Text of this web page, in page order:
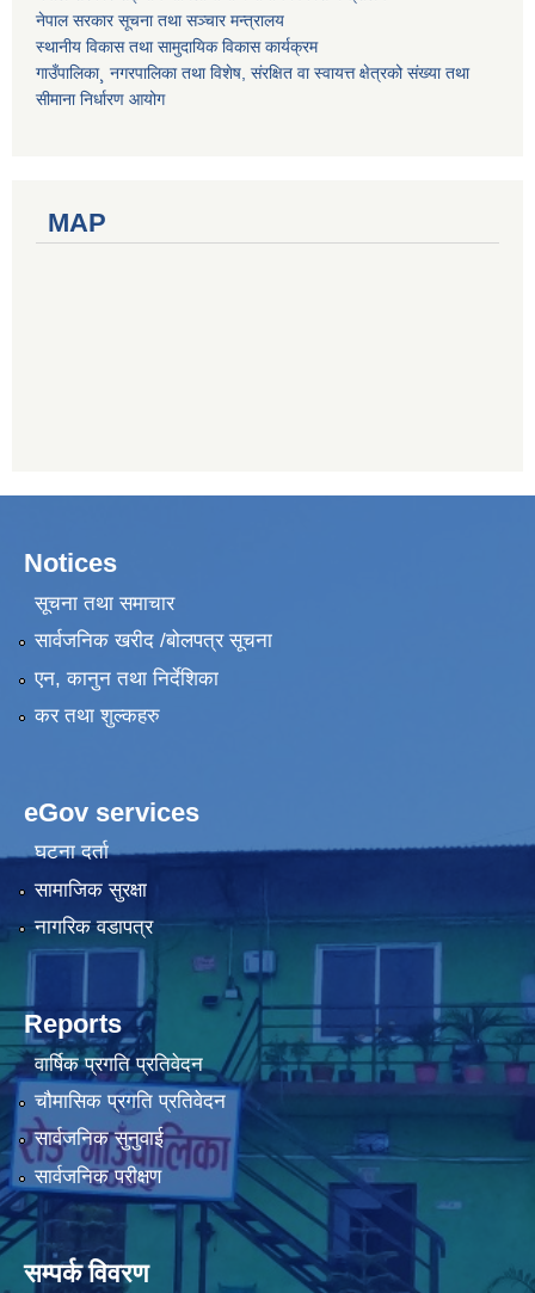
नेपाल सरकार सूचना तथा सञ्चार मन्त्रालय
स्थानीय विकास तथा सामुदायिक विकास कार्यक्रम
गाउँपालिका¸ नगरपालिका तथा विशेष, संरक्षित वा स्वायत्त क्षेत्रको संख्या तथा
सीमाना निर्धारण आयोग
MAP
Notices
सूचना तथा समाचार
सार्वजनिक खरीद /बोलपत्र सूचना
एन, कानुन तथा निर्देशिका
कर तथा शुल्कहरु
eGov services
घटना दर्ता
सामाजिक सुरक्षा
नागरिक वडापत्र
Reports
वार्षिक प्रगति प्रतिवेदन
चौमासिक प्रगति प्रतिवेदन
सार्वजनिक सुनुवाई
सार्वजनिक परीक्षण
सम्पर्क विवरण